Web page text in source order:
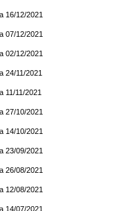
16/12/2021
07/12/2021
02/12/2021
24/11/2021
11/11/2021
27/10/2021
14/10/2021
23/09/2021
26/08/2021
12/08/2021
14/07/2021